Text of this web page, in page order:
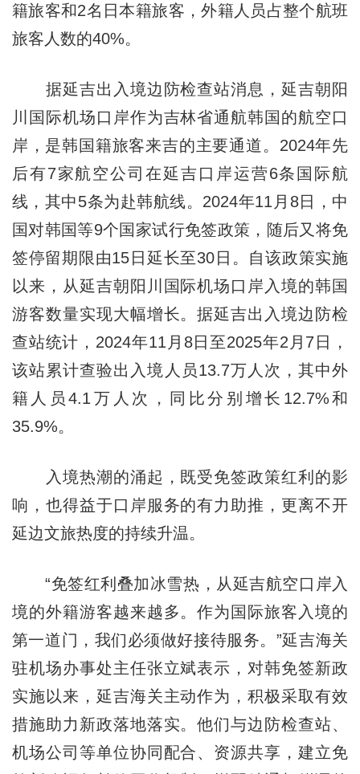
籍旅客和2名日本籍旅客，外籍人员占整个航班
旅客人数的40%。
据延吉出入境边防检查站消息，延吉朝阳
川国际机场口岸作为吉林省通航韩国的航空口
岸，是韩国籍旅客来吉的主要通道。2024年先
后有7家航空公司在延吉口岸运营6条国际航
线，其中5条为赴韩航线。2024年11月8日，中
国对韩国等9个国家试行免签政策，随后又将免
签停留期限由15日延长至30日。自该政策实施
以来，从延吉朝阳川国际机场口岸入境的韩国
游客数量实现大幅增长。据延吉出入境边防检
查站统计，2024年11月8日至2025年2月7日，
该站累计查验出入境人员13.7万人次，其中外
籍人员4.1万人次，同比分别增长12.7%和
35.9%。
入境热潮的涌起，既受免签政策红利的影
响，也得益于口岸服务的有力助推，更离不开
延边文旅热度的持续升温。
“免签红利叠加冰雪热，从延吉航空口岸入
境的外籍游客越来越多。作为国际旅客入境的
第一道门，我们必须做好接待服务。”延吉海关
驻机场办事处主任张立斌表示，对韩免签新政
实施以来，延吉海关主动作为，积极采取有效
措施助力新政落地落实。他们与边防检查站、
机场公司等单位协同配合、资源共享，建立免